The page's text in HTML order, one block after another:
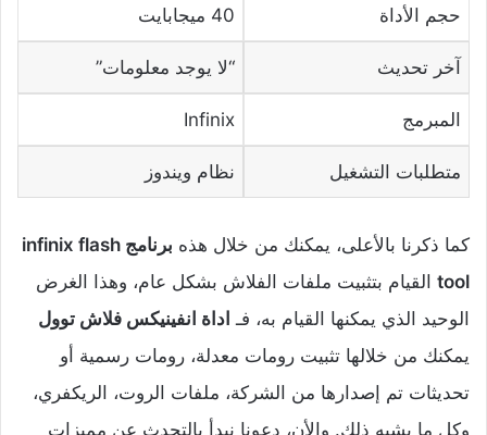
حجم الأداة 40 ميجابايت
آخر تحديث “لا يوجد معلومات”
المبرمج Infinix
متطلبات التشغيل نظام ويندوز
كما ذكرنا بالأعلى، يمكنك من خلال هذه
برنامج infinix flash
tool القيام بتثبيت ملفات الفلاش بشكل عام، وهذا الغرض
الوحيد الذي يمكنها القيام به، فـ اداة انفينيكس فلاش توول
يمكنك من خلالها تثبيت رومات معدلة، رومات رسمية أو
تحديثات تم إصدارها من الشركة، ملفات الروت، الريكفري،
وكل ما يشبه ذلك. والأن، دعونا نبدأ بالتحدث عن مميزات